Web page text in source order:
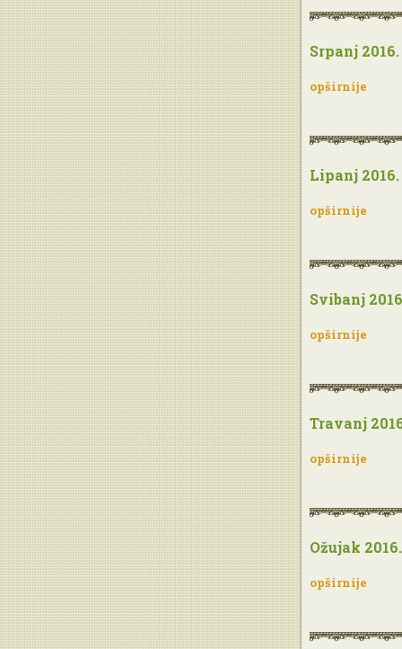
Srpanj 2016.
opširnije
Lipanj 2016.
opširnije
Svibanj
opširnije
Travanj
opširnije
Ožujak 2016.
opširnije